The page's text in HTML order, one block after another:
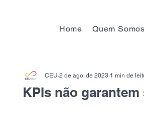
Home Quem Somos
KPIs não garantem
CEU 2 de ago. de 2023 1 min de